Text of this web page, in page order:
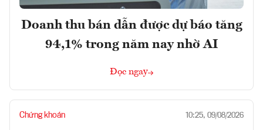
Doanh thu bán dẫn được dự báo tăng
94,1% trong năm nay nhờ AI
Đọc ngay
Chứng khoán 10:25, 09/08/2026